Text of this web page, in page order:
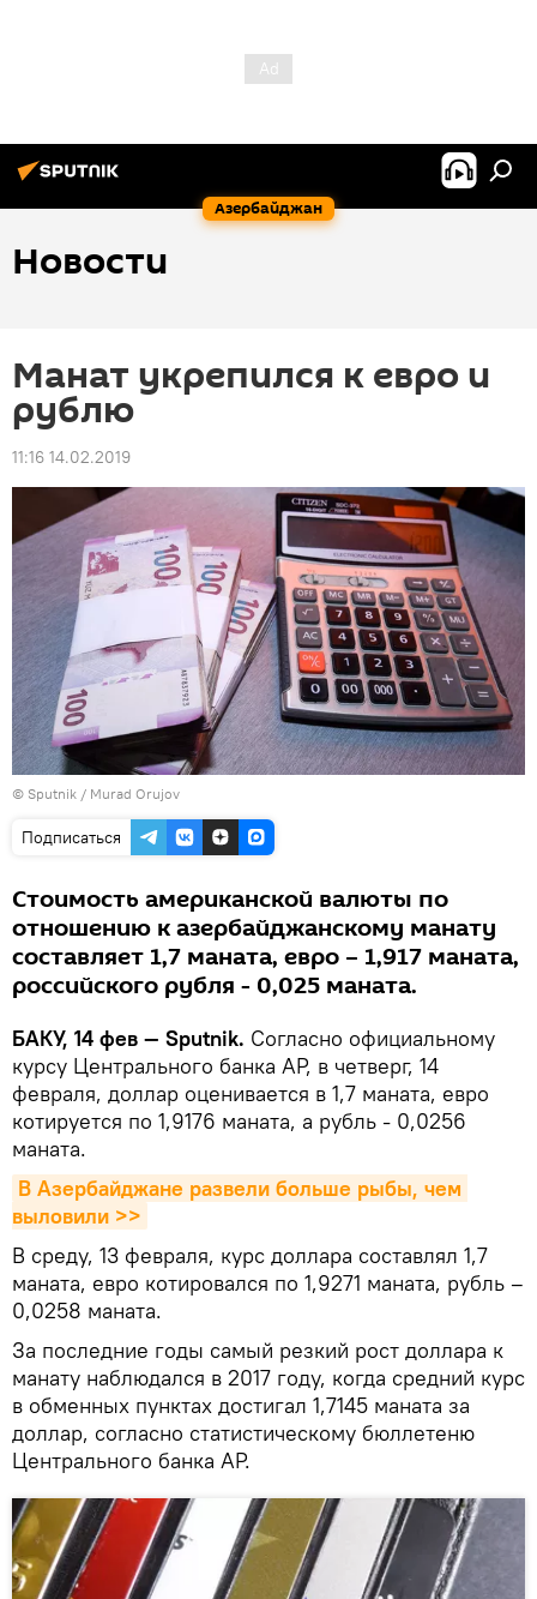
Азербайджан
Новости
Манат укрепился к евро и
рублю
11:16 14.02.2019
© Sputnik / Murad Orujov
Подписаться
Стоимость американской валюты по
отношению к азербайджанскому манату
составляет 1,7 маната, евро – 1,917 маната,
российского рубля - 0,025 маната.
БАКУ, 14 фев — Sputnik. Согласно официальному
курсу Центрального банка АР, в четверг, 14
февраля, доллар оценивается в 1,7 маната, евро
котируется по 1,9176 маната, а рубль - 0,0256
маната.
В Азербайджане развели больше рыбы, чем
выловили >>
В среду, 13 февраля, курс доллара составлял 1,7
маната, евро котировался по 1,9271 маната, рубль –
0,0258 маната.
За последние годы самый резкий рост доллара к
манату наблюдался в 2017 году, когда средний курс
в обменных пунктах достигал 1,7145 маната за
доллар, согласно статистическому бюллетеню
Центрального банка АР.